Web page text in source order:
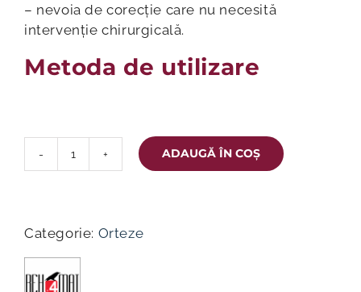
– nevoia de corecție care nu necesită
intervenție chirurgicală.
Metoda de utilizare
Cantitate
regiunea
umărului
АМ-
ADAUGĂ ÎN COȘ
Categorie: Orteze